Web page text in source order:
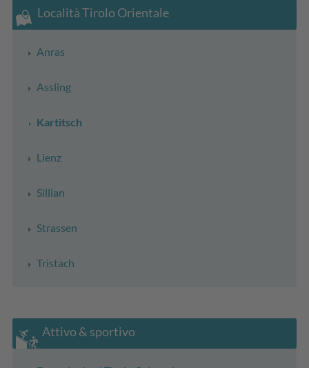
Località Tirolo Orientale
Anras
Assling
Kartitsch
Lienz
Sillian
Strassen
Tristach
Attivo & sportivo